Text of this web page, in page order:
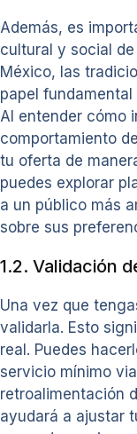
Además, es
cultural y social
México, las
papel
Al entender cómo
comportamiento
tu oferta de
puedes explorar
a un público más
sobre sus
1.2. Validación
Una vez que
validarla. Esto
real. Puedes
servicio mínimo
retroalimentación
ayudará a ajustar